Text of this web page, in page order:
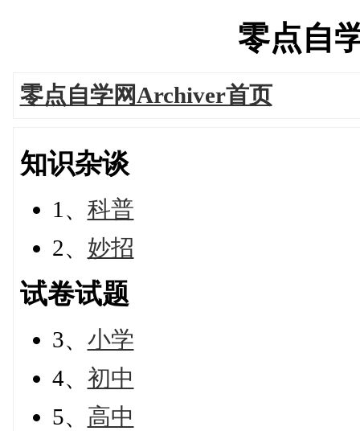
零点自
零点自学网Archiver首页
知识杂谈
1、 科普
2、 妙招
试卷试题
3、 小学
4、 初中
5、 高中